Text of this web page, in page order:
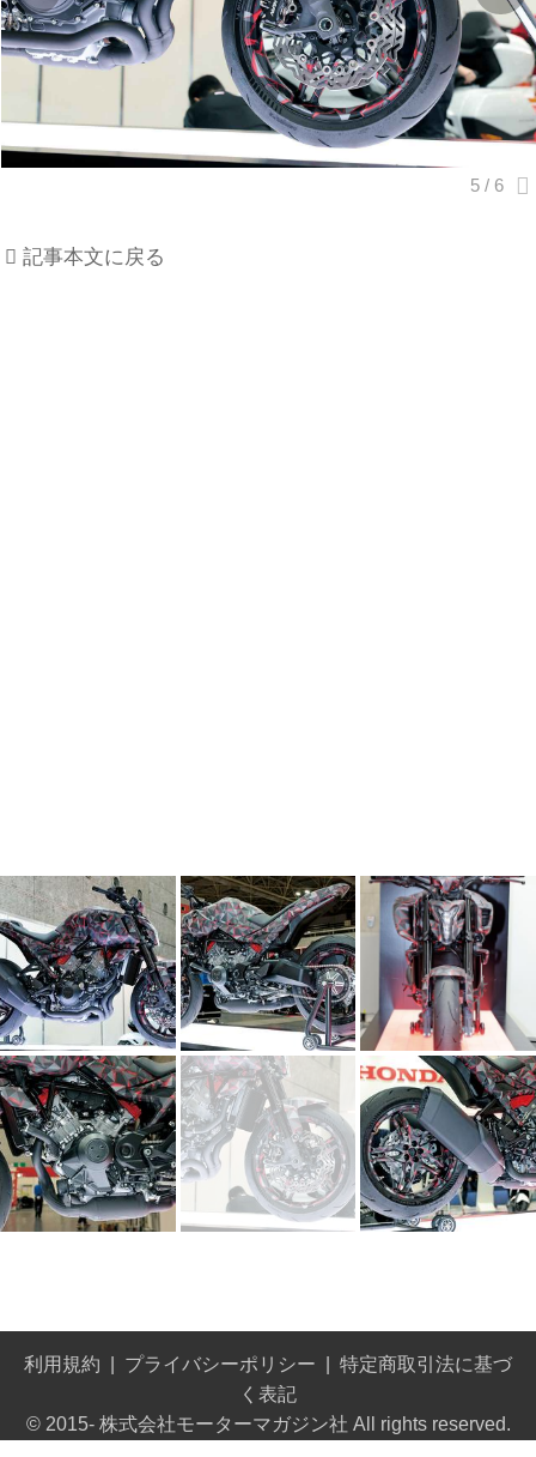
記事本文に戻る
利用規約 プライバシーポリシー
特定商取引法に基づ
く表記
© 2015- 株式会社モーターマガジン社 All rights reserved.